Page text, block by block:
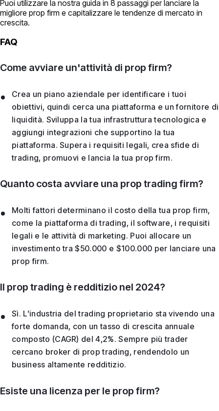
Puoi utilizzare la nostra guida in 8 passaggi per lanciare la
migliore prop firm e capitalizzare le tendenze di mercato in
crescita.
FAQ
Come avviare un'attività di prop firm?
Crea un piano aziendale per identificare i tuoi
obiettivi, quindi cerca una piattaforma e un fornitore di
liquidità. Sviluppa la tua infrastruttura tecnologica e
aggiungi integrazioni che supportino la tua
piattaforma. Supera i requisiti legali, crea sfide di
trading, promuovi e lancia la tua prop firm.
Quanto costa avviare una prop trading firm?
Molti fattori determinano il costo della tua prop firm,
come la piattaforma di trading, il software, i requisiti
legali e le attività di marketing. Puoi allocare un
investimento tra $50.000 e $100.000 per lanciare una
prop firm.
Il prop trading è redditizio nel 2024?
Sì. L’industria del trading proprietario sta vivendo una
forte domanda, con un tasso di crescita annuale
composto (CAGR) del 4,2%. Sempre più trader
cercano broker di prop trading, rendendolo un
business altamente redditizio.
Esiste una licenza per le prop firm?